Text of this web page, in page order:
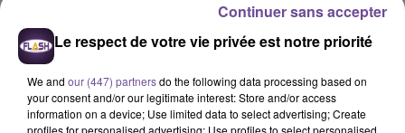
Un appel à témoins à la suite d’un accident sur l’A20
Le respect de votre vie privée est notre priorité
We and our (447) partnersdo the following data processing based on
your consent and/or our legitimate interest: Store and/or access
information on a device; Use limited data to select advertising; Create
profiles for personalised advertising; Use profiles to select personalised
Continuer sans accepter